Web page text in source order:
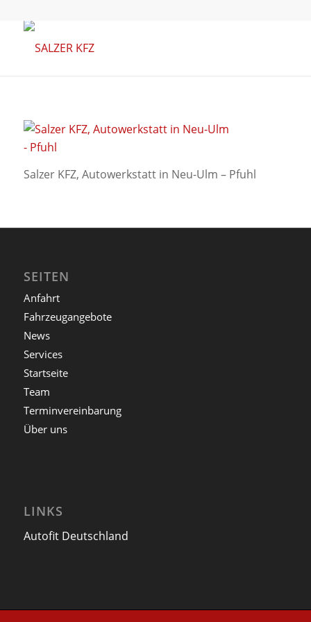
Salzer KFZ, Autowerkstatt in Neu-Ulm – Pfuhl
SEITEN
Anfahrt
Fahrzeugangebote
News
Services
Startseite
Team
Terminvereinbarung
Über uns
LINKS
Autofit Deutschland